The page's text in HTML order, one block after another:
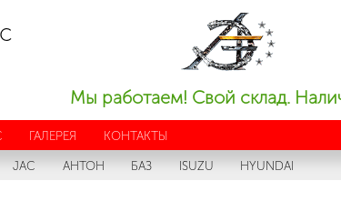
Мы работаем! Свой склад.
ГАЛЕРЕЯ КОНТАКТЫ
JAC АНТОН БАЗ ISUZU HYUNDAI